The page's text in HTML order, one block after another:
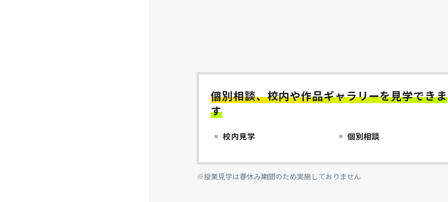
個別相談、校内や作品ギャラリーを見学できま
す
校内見学 個別相談
※授業見学は春休み期間のため実施しておりません